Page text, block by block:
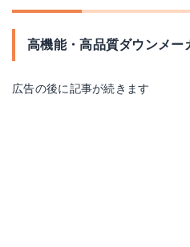
高機能・高品質ダウンメー
広告の後に記事が続きます